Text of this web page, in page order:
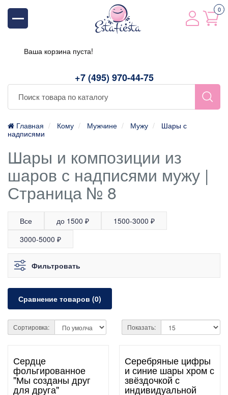
+7 (495) 970-44-75
0
Ваша корзина пуста!
Главная Кому Мужчине Мужу
Шары с
надписями
Шары и композиции из
шаров с надписями мужу |
Страница № 8
Все до 1500 ₽
1500-3000 ₽
3000-5000 ₽
Фильтровать
Сравнение товаров (0)
Сортировка: Показать:
Сердце
фольгированное
"Мы созданы друг
для друга"
Серебряные цифры
и синие шары хром с
звёздочкой с
индивидуальной